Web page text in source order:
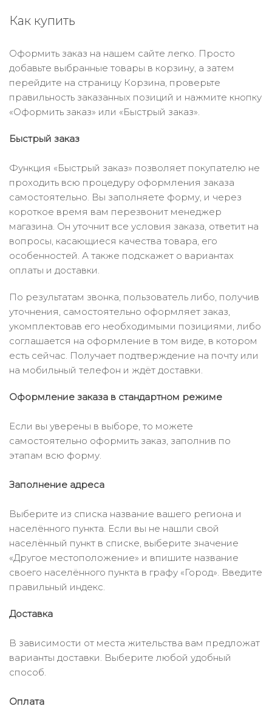
Как купить
Оформить заказ на нашем сайте легко. Просто
добавьте выбранные товары в корзину, а затем
перейдите на страницу Корзина, проверьте
правильность заказанных позиций и нажмите кнопку
«Оформить заказ» или «Быстрый заказ».
Быстрый заказ
Функция «Быстрый заказ» позволяет покупателю не
проходить всю процедуру оформления заказа
самостоятельно. Вы заполняете форму, и через
короткое время вам перезвонит менеджер
магазина. Он уточнит все условия заказа, ответит на
вопросы, касающиеся качества товара, его
особенностей. А также подскажет о вариантах
оплаты и доставки.
По результатам звонка, пользователь либо, получив
уточнения, самостоятельно оформляет заказ,
укомплектовав его необходимыми позициями, либо
соглашается на оформление в том виде, в котором
есть сейчас. Получает подтверждение на почту или
на мобильный телефон и ждёт доставки.
Оформление заказа в стандартном режиме
Если вы уверены в выборе, то можете
самостоятельно оформить заказ, заполнив по
этапам всю форму.
Заполнение адреса
Выберите из списка название вашего региона и
населённого пункта. Если вы не нашли свой
населённый пункт в списке, выберите значение
«Другое местоположение» и впишите название
своего населённого пункта в графу «Город». Введите
правильный индекс.
Доставка
В зависимости от места жительства вам предложат
варианты доставки. Выберите любой удобный
способ.
Оплата